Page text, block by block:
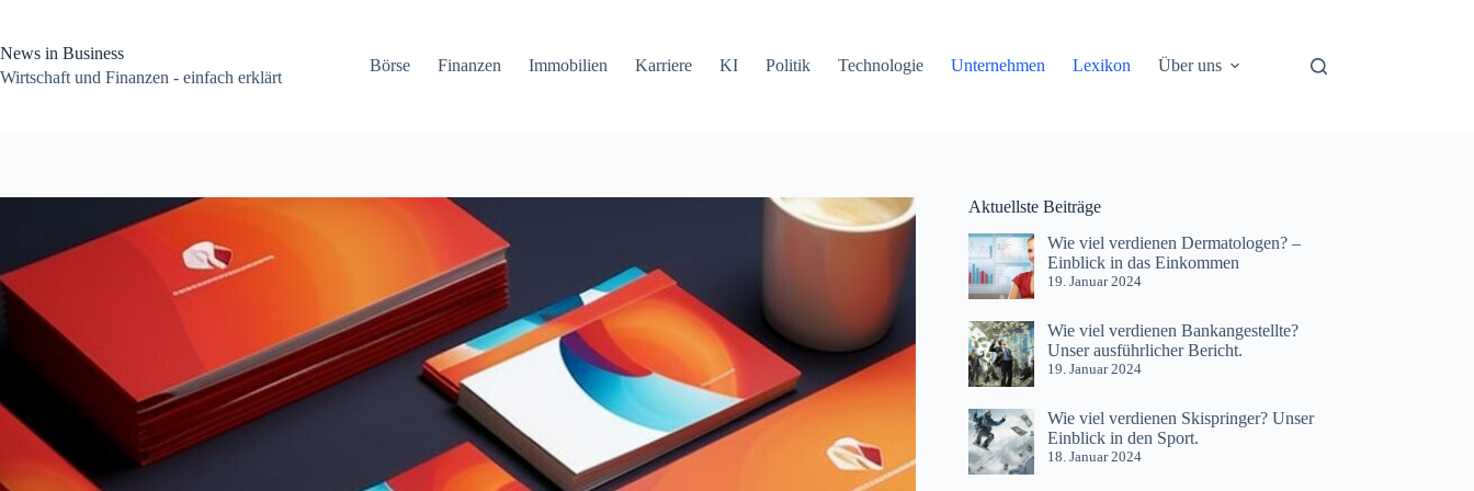
springen
News in Business
Wirtschaft und Finanzen - einfach erklärt
Börse Finanzen Immobilien Karriere KI Politik Technologie Unternehmen Lexikon Über uns
Aktuellste Beiträge
Wie viel verdienen Dermatologen? –
Einblick in das Einkommen
19. Januar 2024
Wie viel verdienen Bankangestellte?
Unser ausführlicher Bericht.
19. Januar 2024
Wie viel verdienen Skispringer? Unser
Einblick in den Sport.
18. Januar 2024